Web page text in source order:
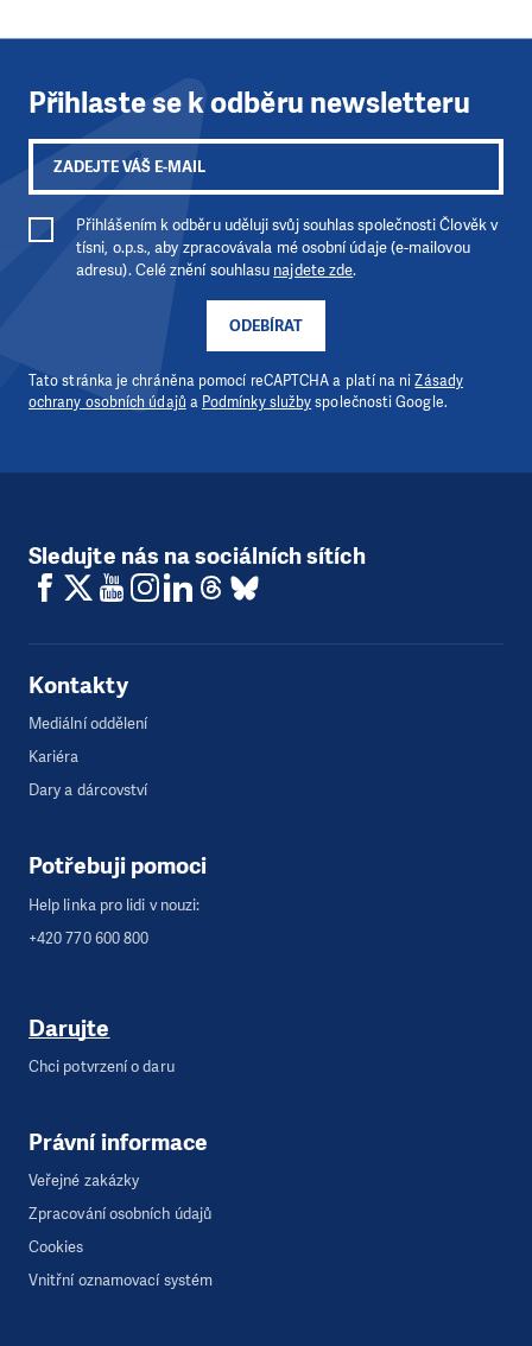
Přihlaste se k odběru newsletteru
ODEBÍRAT
Přihlášením k odběru uděluji svůj souhlas společnosti Člověk v
tísni, o.p.s., aby zpracovávala mé osobní údaje (e-mailovou
adresu). Celé znění souhlasu najdete zde.
Tato stránka je chráněna pomocí reCAPTCHA a platí na niZásady
ochrany osobních údajů a Podmínky službyspolečnosti Google.
Sledujte nás na sociálních sítích
Kontakty
Mediální oddělení
Kariéra
Dary a dárcovství
Potřebuji pomoci
Help linka pro lidi v nouzi:
+420 770 600 800
Darujte
Chci potvrzení o daru
Právní informace
Veřejné zakázky
Zpracování osobních údajů
Cookies
Vnitřní oznamovací systém